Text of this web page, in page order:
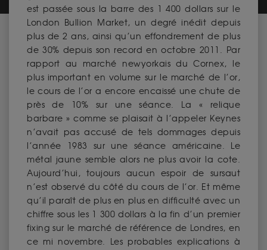
est passée sous la barre des 1 400 dollars sur le
London Bullion Market, un degré inédit depuis
plus de 2 ans, ainsi qu’un effondrement de plus
de 30% depuis son record en octobre 2011. Par
rapport au marché newyorkais du Cornex, le
plus important en volume sur le marché de l’or,
le cours de l’or a encore encaissé une chute de
près de 10% sur une séance. La « relique
barbare » comme se plaisait à l’appeler Keynes
n’avait pas accusé de tels dommages depuis
l’année 1983 sur une séance américaine. Le
métal jaune semble alors ne plus avoir la cote.
Aujourd’hui, toujours aucun espoir de sursaut
n’est observé du côté du cours de l’or. Et même
qu’il paraît de plus en plus en difficulté avec un
chiffre sous les 1 300 dollars à la fin d’un premier
fixing sur le marché de référence de Londres, en
ce mi novembre. Les probables explications à